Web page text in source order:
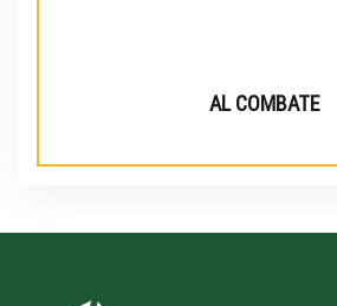
AL COMBATE